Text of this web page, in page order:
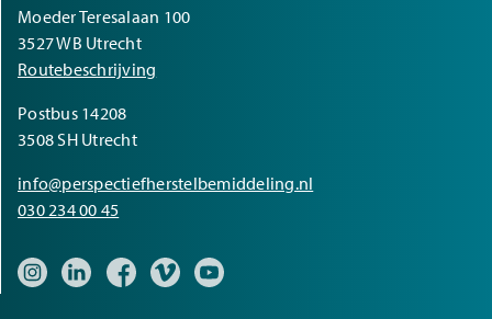
Moeder Teresalaan 100
3527 WB Utrecht
Routebeschrijving
Postbus 14208
3508 SH Utrecht
info@perspectiefherstelbemiddeling.nl
030 234 00 45
Bezoek onze Instagram pagina
Bezoek onze LinkedIn pagina
Bezoek onze Facebook pagina
Bezoek onze Vimeo pagina
Bezoek onze YouTube pagina